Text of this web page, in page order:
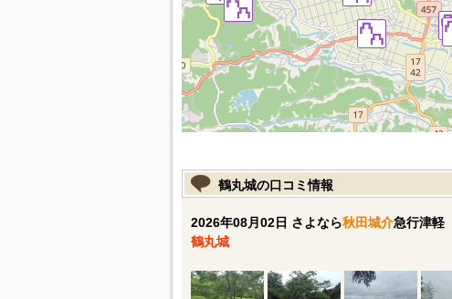
鶴丸城の口コミ情報
2026年08月02日 さよなら秋田城介急行津軽
鶴丸城